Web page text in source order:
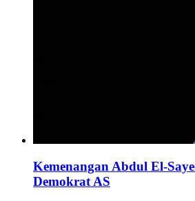
Kemenangan Abdul El-
Demokrat AS